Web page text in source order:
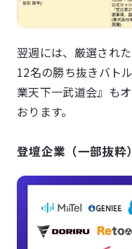
翌週には、厳選され
12名の勝ち抜きバト
業天下一武道会』も
おります。
登壇企業（一部抜粋）